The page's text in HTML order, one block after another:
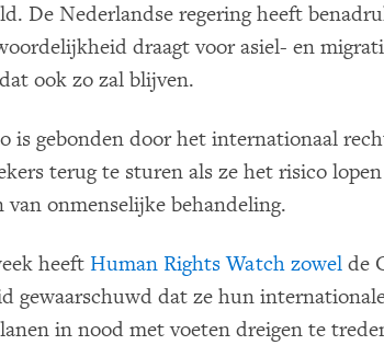
De Nederlandse regering heeft
draagt voor asiel- en
ook zo zal blijven.
is gebonden door het internationaal
terug te sturen als ze het risico
van onmenselijke behandeling.
heeft Human Rights Watch zowel de
gewaarschuwd dat ze hun
in nood met voeten dreigen te